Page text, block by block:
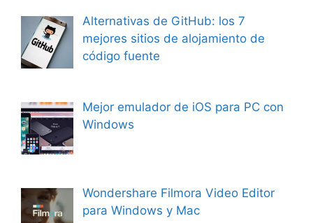
Alternativas de GitHub: los 7
mejores sitios de alojamiento de
código fuente
Mejor emulador de iOS para PC con
Windows
Wondershare Filmora Video Editor
para Windows y Mac